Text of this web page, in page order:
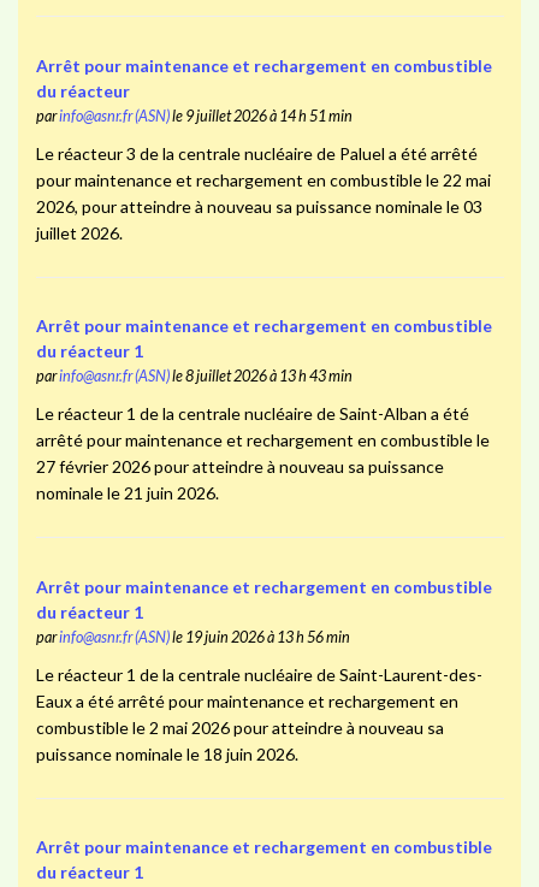
Arrêt pour maintenance et rechargement en combustible
du réacteur
parinfo@asnr.fr (ASN)le 9 juillet 2026 à 14 h 51 min
Le réacteur 3 de la centrale nucléaire de Paluel a été arrêté
pour maintenance et rechargement en combustible le 22 mai
2026, pour atteindre à nouveau sa puissance nominale le 03
juillet 2026.
Arrêt pour maintenance et rechargement en combustible
du réacteur 1
parinfo@asnr.fr (ASN)le 8 juillet 2026 à 13 h 43 min
Le réacteur 1 de la centrale nucléaire de Saint-Alban a été
arrêté pour maintenance et rechargement en combustible le
27 février 2026 pour atteindre à nouveau sa puissance
nominale le 21 juin 2026.
Arrêt pour maintenance et rechargement en combustible
du réacteur 1
parinfo@asnr.fr (ASN)le 19 juin 2026 à 13 h 56 min
Le réacteur 1 de la centrale nucléaire de Saint-Laurent-des-
Eaux a été arrêté pour maintenance et rechargement en
combustible le 2 mai 2026 pour atteindre à nouveau sa
puissance nominale le 18 juin 2026.
Arrêt pour maintenance et rechargement en combustible
du réacteur 1